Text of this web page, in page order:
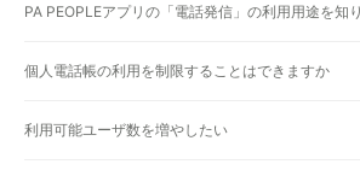
PA PEOPLEアプリの「電話発信」の利用用途を知
個人電話帳の利用を制限することはできますか
利用可能ユーザ数を増やしたい